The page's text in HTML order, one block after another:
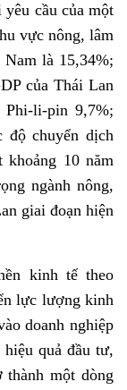
cầu của một
vực nông, lâm
là 15,34%;
của Thái Lan
li-pin 9,7%;
độ chuyển dịch
10 năm
ngành nông,
giai đoạn hiện
kinh tế theo
lực lượng kinh
doanh nghiệp
quả đầu tư,
thành một dòng